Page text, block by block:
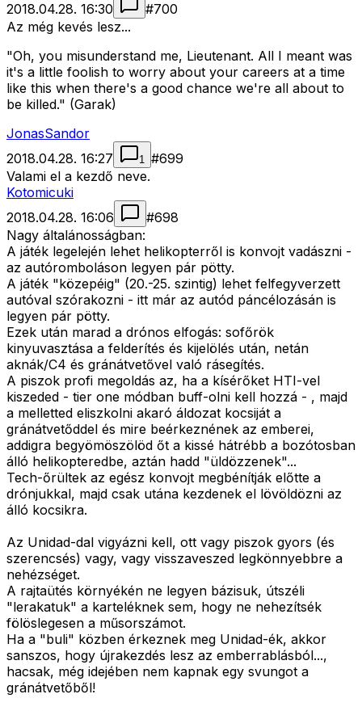
2018.04.28. 16:30 #700
Az még kevés lesz...
"Oh, you misunderstand me, Lieutenant. All I meant was
it's a little foolish to worry about your careers at a time
like this when there's a good chance we're all about to
be killed." (Garak)
JonasSandor
2018.04.28. 16:27
1 #699
Valami el a kezdő neve.
Kotomicuki
2018.04.28. 16:06
#698
Nagy általánosságban:
A játék legelején lehet helikopterről is konvojt vadászni -
az autóromboláson legyen pár pötty.
A játék "közepéig" (20.-25. szintig) lehet felfegyverzett
autóval szórakozni - itt már az autód páncélozásán is
legyen pár pötty.
Ezek után marad a drónos elfogás: sofőrök
kinyuvasztása a felderítés és kijelölés után, netán
aknák/C4 és gránátvetővel való rásegítés.
A piszok profi megoldás az, ha a kísérőket HTI-vel
kiszeded - tier one módban buff-olni kell hozzá - , majd
a melletted eliszkolni akaró áldozat kocsiját a
gránátvetőddel és mire beérkeznének az emberei,
addigra begyömöszölöd őt a kissé hátrébb a bozótosban
álló helikopteredbe, aztán hadd "üldözzenek"...
Tech-őrültek az egész konvojt megbénítják előtte a
drónjukkal, majd csak utána kezdenek el lövöldözni az
álló kocsikra.
Az Unidad-dal vigyázni kell, ott vagy piszok gyors (és
szerencsés) vagy, vagy visszaveszed legkönnyebbre a
nehézséget.
A rajtaütés környékén ne legyen bázisuk, útszéli
"lerakatuk" a karteléknek sem, hogy ne nehezítsék
fölöslegesen a műsorszámot.
Ha a "buli" közben érkeznek meg Unidad-ék, akkor
sanszos, hogy újrakezdés lesz az emberrablásból...,
hacsak, még idejében nem kapnak egy svungot a
gránátvetőből!